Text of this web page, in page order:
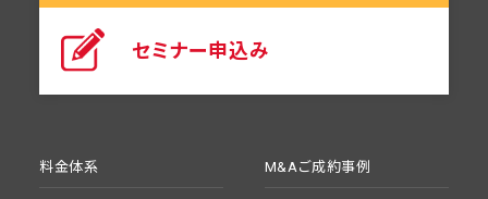
料金体系 M&Aご成約事例
セミナー申込み